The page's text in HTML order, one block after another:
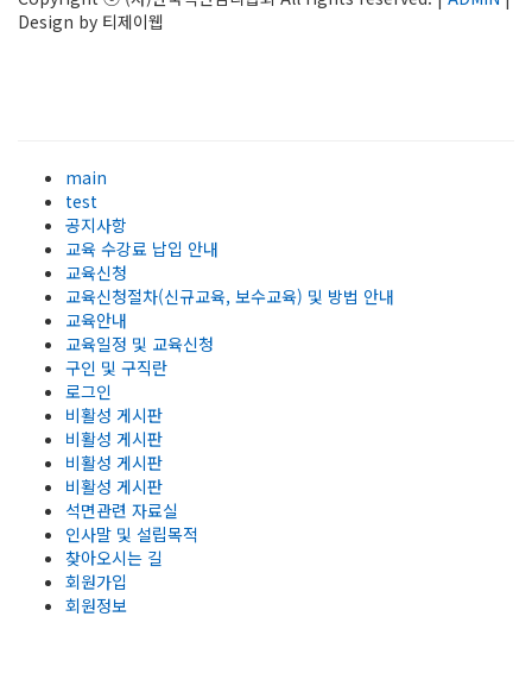
Design by 티제이웹
main
test
공지사항
교육 수강료 납입 안내
교육신청
교육신청절차(신규교육, 보수교육) 및 방법 안내
교육안내
교육일정 및 교육신청
구인 및 구직란
로그인
비활성 게시판
비활성 게시판
비활성 게시판
비활성 게시판
석면관련 자료실
인사말 및 설립목적
찾아오시는 길
회원가입
회원정보